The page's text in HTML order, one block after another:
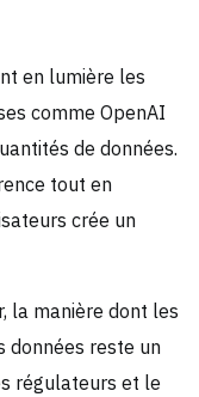
en lumière les
comme OpenAI
de données.
tout en
crée un
la manière dont les
reste un
régulateurs et le